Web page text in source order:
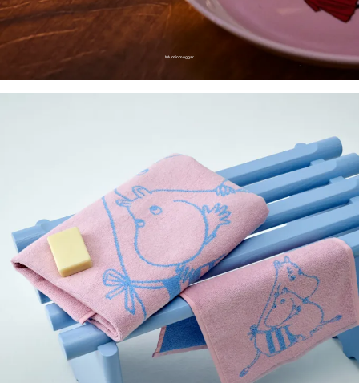
Muminmuggar